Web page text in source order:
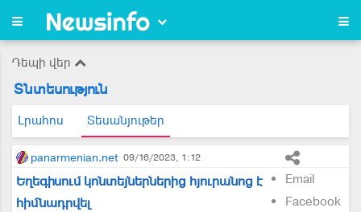
Դեպի վեր
Տնտեսություն
Լրահոս Տեսանյութեր
panarmenian.net 09/16/2023, 1:12
Email
Facebook
Եղեգիսում կոնտեյներներից հյուրանոց է
հիմնադրվել